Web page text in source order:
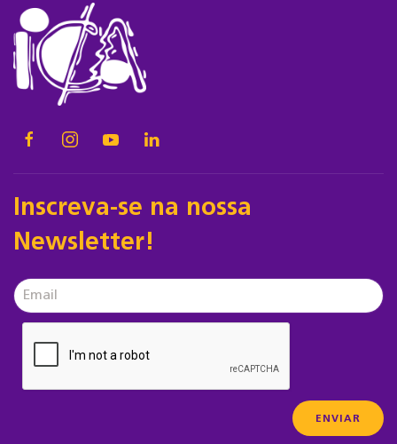
Inscreva-se na nossa
Newsletter!